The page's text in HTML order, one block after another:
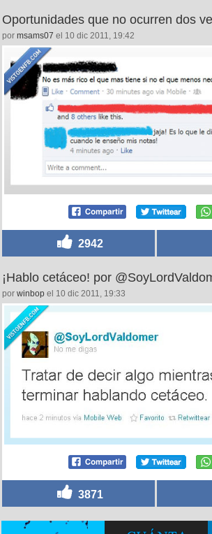
Oportunidades que no ocurren dos
por msams07 el 10 dic 2011, 19:42
2942
¡Hablo cetáceo! por
por winbop el 10 dic 2011, 19:33
3871